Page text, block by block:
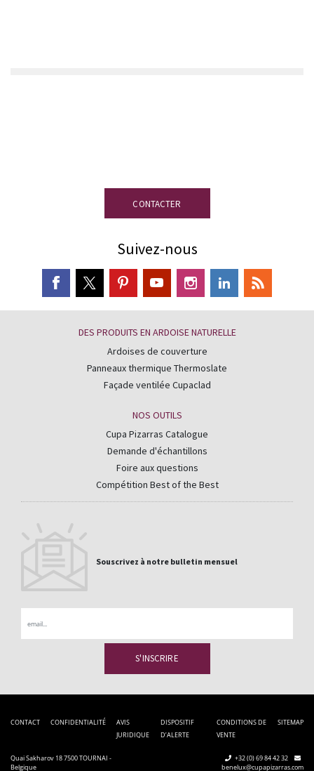
indirects dans des zones rurales, parfois isolées.
CONTACTER
Suivez-nous
DES PRODUITS EN ARDOISE NATURELLE
Ardoises de couverture
Panneaux thermique Thermoslate
Façade ventilée Cupaclad
NOS OUTILS
Cupa Pizarras Catalogue
Demande d'échantillons
Foire aux questions
Compétition Best of the Best
Souscrivez à notre bulletin mensuel
CONTACT CONFIDENTIALITÉ
AVIS
JURIDIQUE
DISPOSITIF
D’ALERTE
CONDITIONS DE
VENTE
SITEMAP
Quai Sakharov 18 7500 TOURNAI -
Belgique
+32 (0) 69 84 42 32
benelux@cupapizarras.com